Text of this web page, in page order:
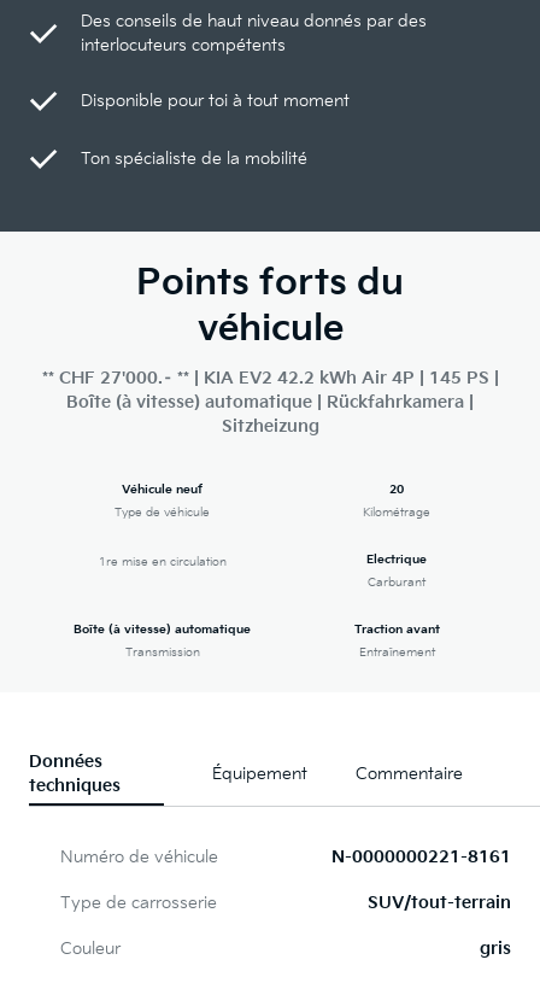
Des conseils de haut niveau donnés par des
interlocuteurs compétents
Disponible pour toi à tout moment
Ton spécialiste de la mobilité
Points forts du
véhicule
** CHF 27'000.– ** | KIA EV2 42.2 kWh Air 4P | 145 PS |
Boîte (à vitesse) automatique | Rückfahrkamera |
Sitzheizung
Véhicule neuf
Type de véhicule
20
Kilométrage
1re mise en circulation
Electrique
Carburant
Boîte (à vitesse) automatique
Transmission
Traction avant
Entraînement
Données
techniques
Équipement Commentaire
Numéro de véhicule N-0000000221-8161
Type de carrosserie SUV/tout-terrain
Couleur gris